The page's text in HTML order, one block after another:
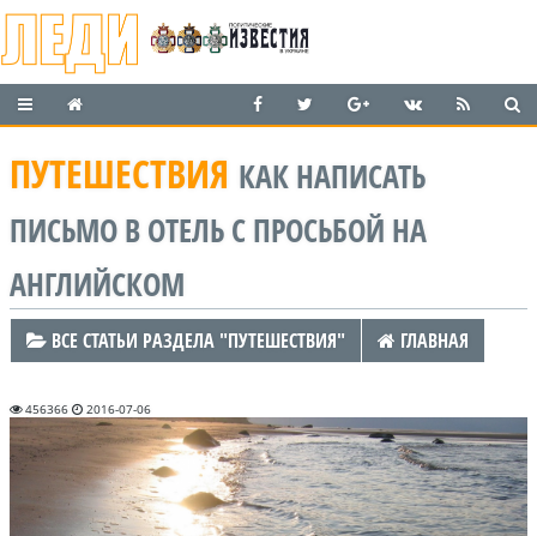
ПУТЕШЕСТВИЯ КАК НАПИСАТЬ
ПИСЬМО В ОТЕЛЬ С ПРОСЬБОЙ НА
АНГЛИЙСКОМ
ВСЕ СТАТЬИ РАЗДЕЛА "ПУТЕШЕСТВИЯ" ГЛАВНАЯ
456366 2016-07-06